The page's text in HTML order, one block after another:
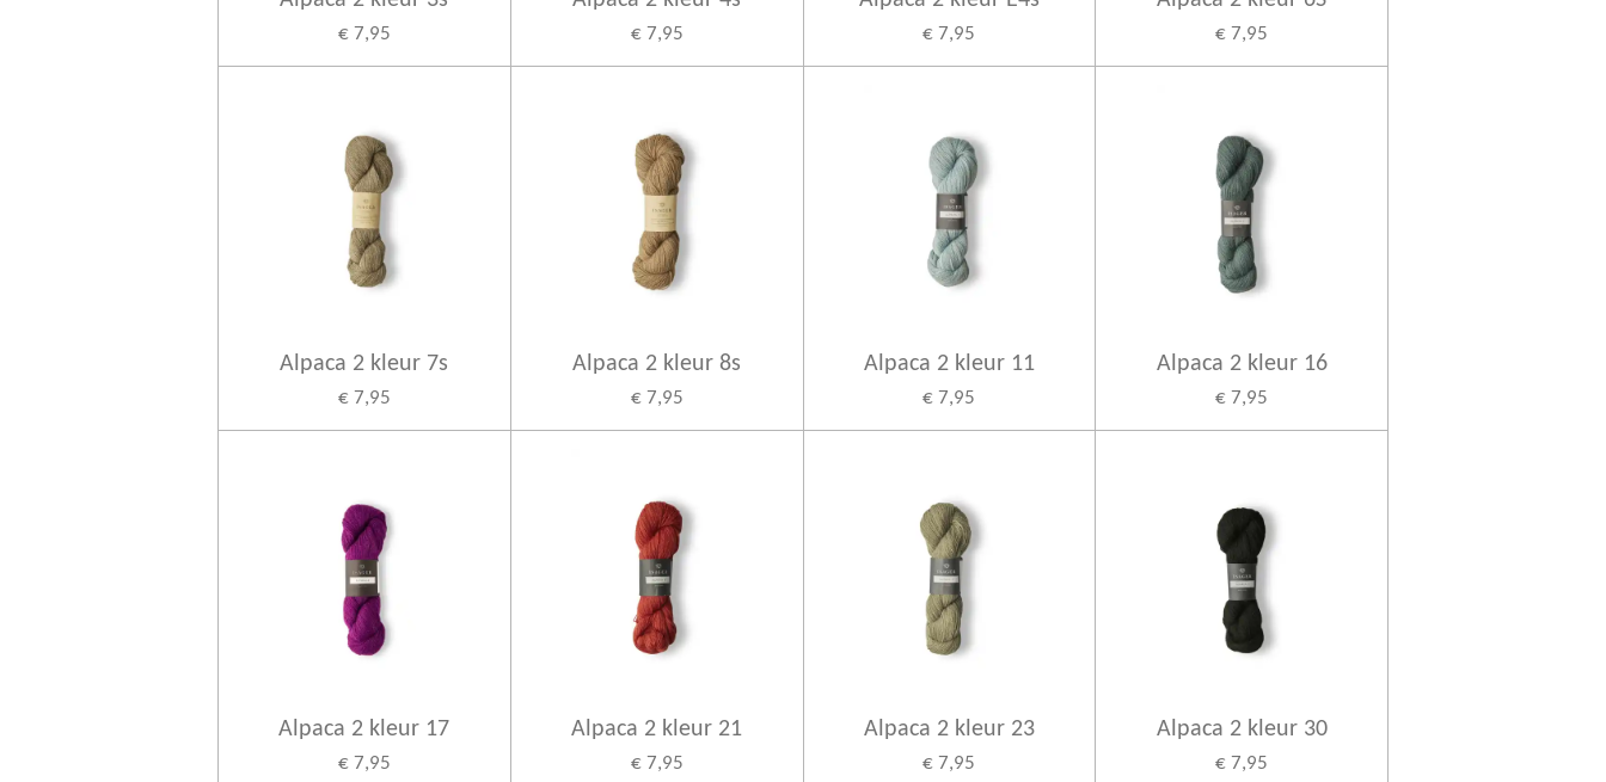
€ 7,95 € 7,95 € 7,95 € 7,95
Alpaca 2 kleur 7s
€ 7,95
Alpaca 2 kleur 8s
€ 7,95
Alpaca 2 kleur 11
€ 7,95
Alpaca 2 kleur 16
€ 7,95
Alpaca 2 kleur 17
€ 7,95
Alpaca 2 kleur 21
€ 7,95
Alpaca 2 kleur 23
€ 7,95
Alpaca 2 kleur 30
€ 7,95